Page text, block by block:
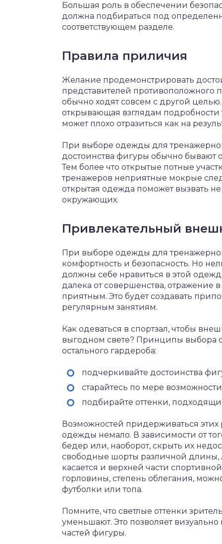
Большая роль в обеспечении
должна подбираться под
соответствующем разделе.
Правила приличия
Желание продемонстрировать
представителей противоположного
обычно ходят совсем с другой
открывающая взглядам подробности
может плохо отразиться как на
При выборе одежды для
достоинства фигуры обычно
Тем более что открытые потные
тренажеров неприятные мокрые
открытая одежда поможет вызвать
окружающих.
Привлекательный
При выборе одежды для
комфортность и безопасность. Но
должны себе нравиться в этой
далека от совершенства, отражение
приятным. Это будет создавать
регулярным занятиям.
Как одеваться в спортзал, чтобы
выгодном свете? Принципы выбора
остального гардероба:
подчеркивайте достоинства
старайтесь по мере
подбирайте оттенки,
Возможностей придерживаться
одежды немало. В зависимости от
бедер или, наоборот, скрыть их
свободные шорты различной
касается и верхней части
горловины, степень облегания,
футболки или топа.
Помните, что светлые оттенки
уменьшают. Это позволяет
частей фигуры.